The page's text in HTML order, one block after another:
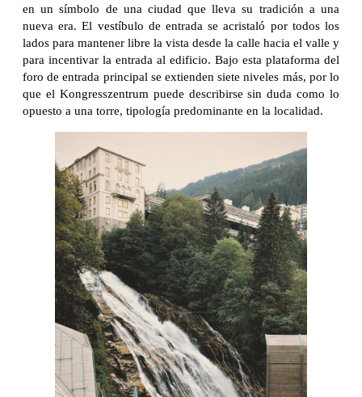
en un símbolo de una ciudad que lleva su tradición a una
nueva era. El vestíbulo de entrada se acristaló por todos los
lados para mantener libre la vista desde la calle hacia el valle y
para incentivar la entrada al edificio. Bajo esta plataforma del
foro de entrada principal se extienden siete niveles más, por lo
que el Kongresszentrum puede describirse sin duda como lo
opuesto a una torre, tipología predominante en la localidad.